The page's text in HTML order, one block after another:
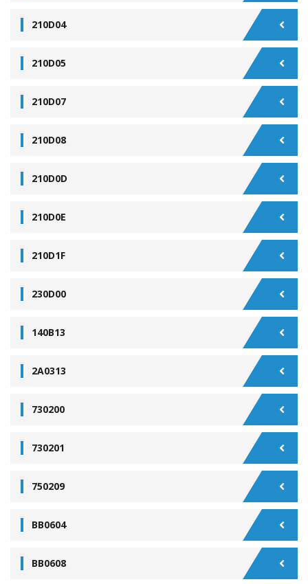
210D04
210D05
210D07
210D08
210D0D
210D0E
210D1F
230D00
140B13
2A0313
730200
730201
750209
BB0604
BB0608